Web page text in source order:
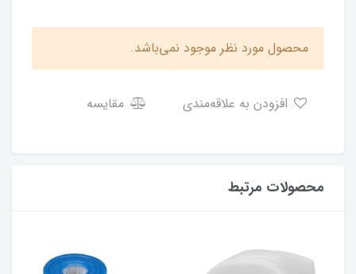
محصول مورد نظر موجود نمی‌باشد.
مقایسه
محصولات مرتبط